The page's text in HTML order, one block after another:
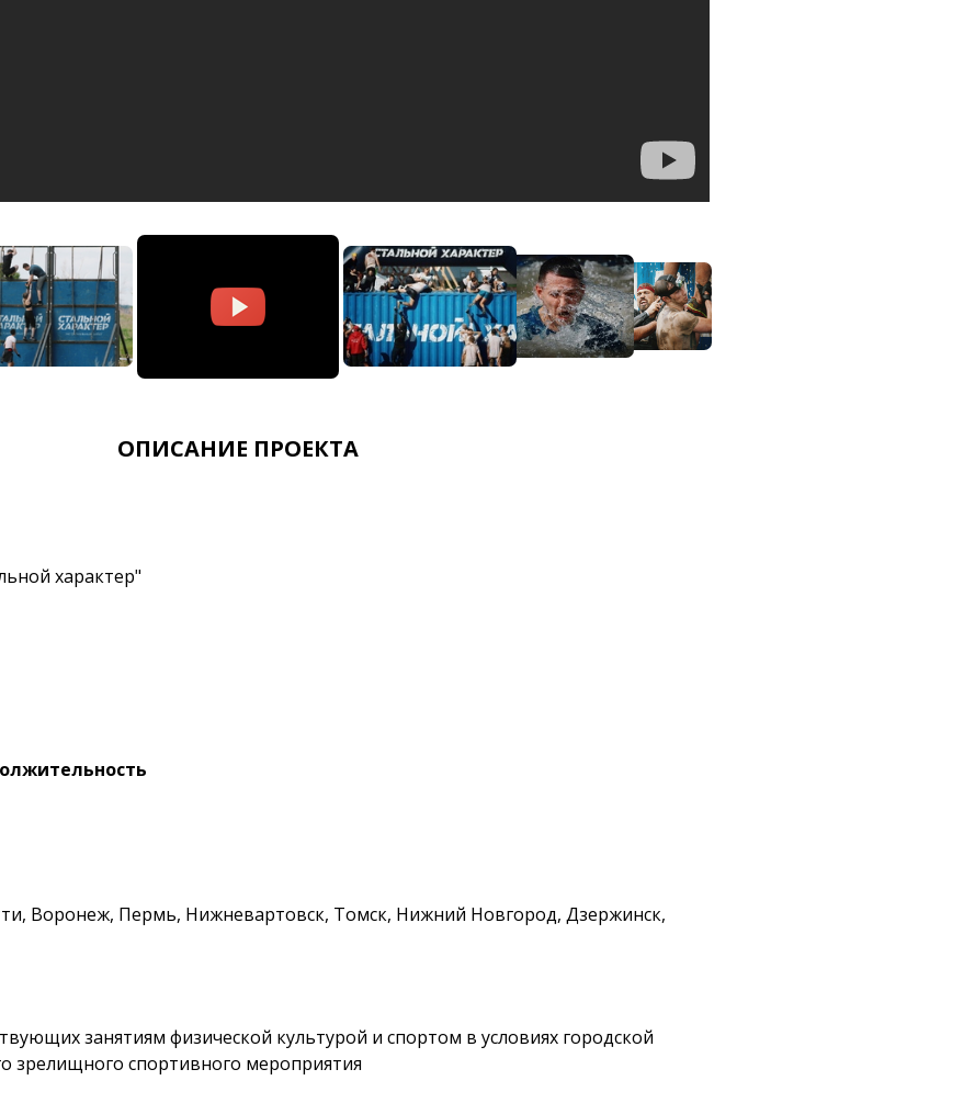
ОПИСАНИЕ ПРОЕКТА
характер"
Воронеж, Пермь, Нижневартовск, Томск, Нижний Новгород, Дзержинск,
занятиям физической культурой и спортом в условиях городской
зрелищного спортивного мероприятия